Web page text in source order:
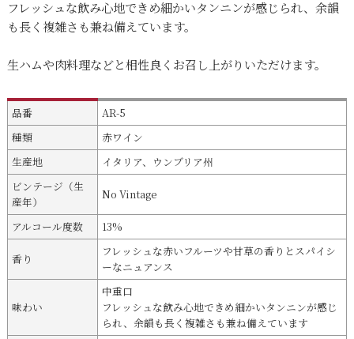
フレッシュな飲み心地できめ細かいタンニンが感じられ、余韻
も長く複雑さも兼ね備えています。
生ハムや肉料理などと相性良くお召し上がりいただけます。
品番
AR-5
種類
赤ワイン
生産地
イタリア、ウンブリア州
ビンテージ（生
産年）
No Vintage
アルコール度数 13%
香り
フレッシュな赤いフルーツや甘草の香りとスパイシ
ーなニュアンス
味わい
中重口
フレッシュな飲み心地できめ細かいタンニンが感じ
られ、余韻も長く複雑さも兼ね備えています